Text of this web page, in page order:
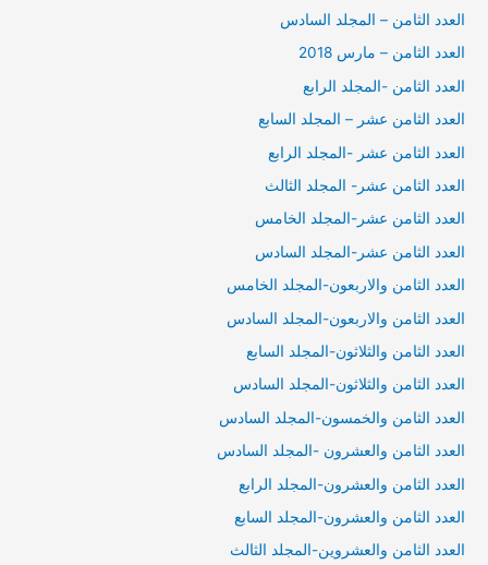
العدد الثامن – المجلد السادس
العدد الثامن – مارس 2018
العدد الثامن -المجلد الرابع
العدد الثامن عشر – المجلد السابع
العدد الثامن عشر -المجلد الرابع
العدد الثامن عشر- المجلد الثالث
العدد الثامن عشر-المجلد الخامس
العدد الثامن عشر-المجلد السادس
العدد الثامن والاربعون-المجلد الخامس
العدد الثامن والاربعون-المجلد السادس
العدد الثامن والثلاثون-المجلد السابع
العدد الثامن والثلاثون-المجلد السادس
العدد الثامن والخمسون-المجلد السادس
العدد الثامن والعشرون -المجلد السادس
العدد الثامن والعشرون-المجلد الرابع
العدد الثامن والعشرون-المجلد السابع
العدد الثامن والعشروين-المجلد الثالث